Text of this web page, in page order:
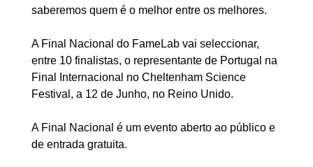
saberemos quem é o melhor entre os melhores.
A Final Nacional do FameLab vai seleccionar,
entre 10 finalistas, o representante de Portugal na
Final Internacional no Cheltenham Science
Festival, a 12 de Junho, no Reino Unido.
A Final Nacional é um evento aberto ao público e
de entrada gratuita.